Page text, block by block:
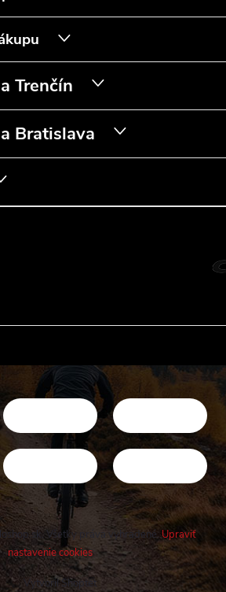
Trenčín
Bratislava
Vytvoril Shoptet
. Všetky práva vyhradené.Upraviť
nastavenie cookies